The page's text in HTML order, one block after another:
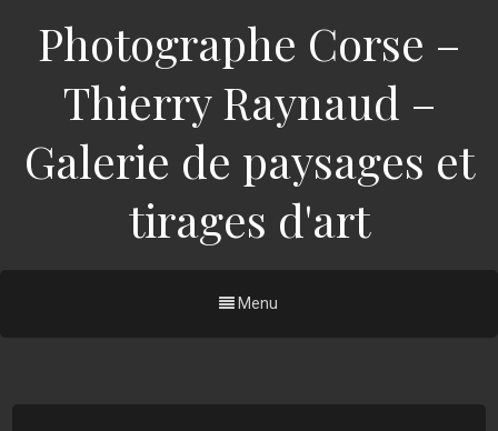
Photographe Corse –
Thierry Raynaud –
Galerie de paysages et
tirages d'art
Menu